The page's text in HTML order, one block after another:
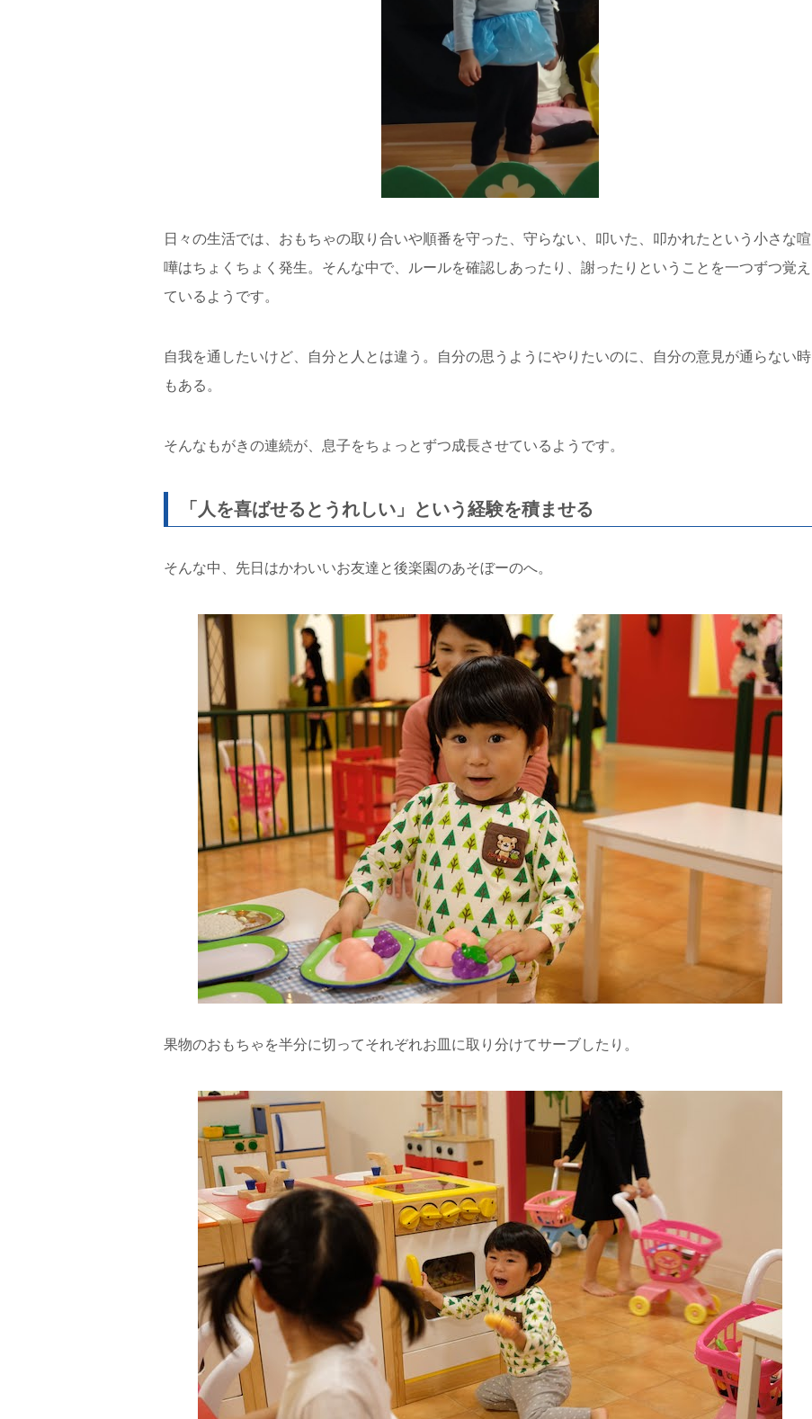
日々の生活では、おもちゃの取り合いや順番を守った、守らない、叩いた、叩かれたという小さな喧
嘩はちょくちょく発生。そんな中で、ルールを確認しあったり、謝ったりということを一つずつ覚え
ているようです。
自我を通したいけど、自分と人とは違う。自分の思うようにやりたいのに、自分の意見が通らない時
もある。
そんなもがきの連続が、息子をちょっとずつ成長させているようです。
「人を喜ばせるとうれしい」という経験を積ませる
そんな中、先日はかわいいお友達と後楽園のあそぼーのへ。
果物のおもちゃを半分に切ってそれぞれお皿に取り分けてサーブしたり。